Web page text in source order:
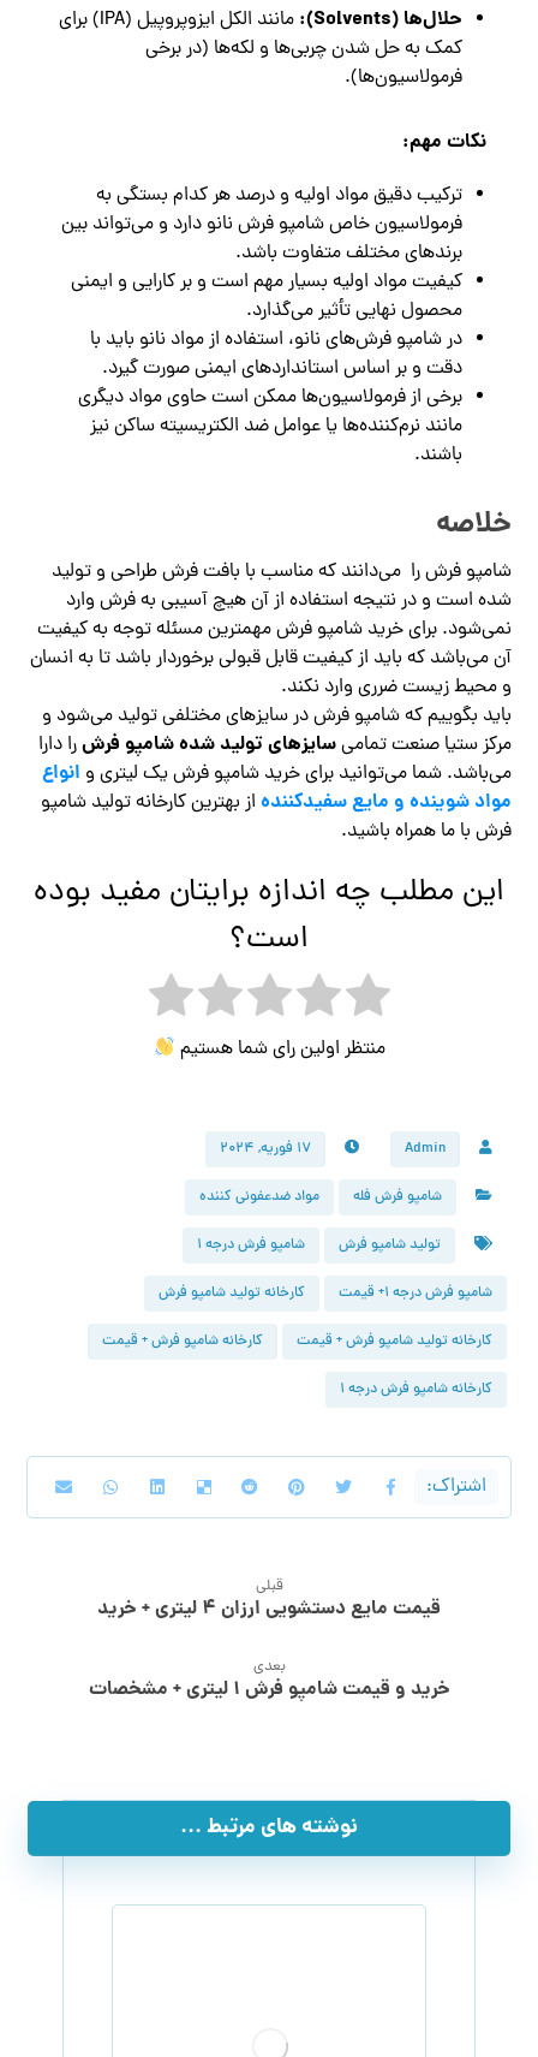
حلال‌ها (Solvents):
مانند الکل ایزوپروپیل (IPA) برای
کمک به حل شدن چربی‌ها و لکه‌ها (در برخی
فرمولاسیون‌ها).
نکات مهم:
ترکیب دقیق مواد اولیه و درصد هر کدام بستگی به
فرمولاسیون خاص شامپو فرش نانو دارد و می‌تواند بین
برندهای مختلف متفاوت باشد.
کیفیت مواد اولیه بسیار مهم است و بر کارایی و ایمنی
محصول نهایی تأثیر می‌گذارد.
در شامپو فرش‌های نانو، استفاده از مواد نانو باید با
دقت و بر اساس استانداردهای ایمنی صورت گیرد.
برخی از فرمولاسیون‌ها ممکن است حاوی مواد دیگری
مانند نرم‌کننده‌ها یا عوامل ضد الکتریسیته ساکن نیز
باشند.
خلاصه
شامپو فرش را می‌دانند که مناسب با بافت فرش طراحی و تولید
شده است و در نتیجه استفاده از آن هیچ آسیبی به فرش وارد
نمی‌شود. برای خرید شامپو فرش مهمترین مسئله توجه به کیفیت
آن می‌باشد که باید از کیفیت قابل قبولی برخوردار باشد تا به انسان
و محیط زیست ضرری وارد نکند.
باید بگوییم که شامپو فرش در سایزهای مختلفی تولید می‌شود و
مرکز ستیا صنعت تمامیسایزهای تولید شده شامپو فرشرا دارا
می‌باشد. شما می‌توانید برای خرید شامپو فرش یک لیتری و انواع
مواد شوینده و مایع سفیدکننده از بهترین کارخانه تولید شامپو
فرش با ما همراه باشید.
این مطلب چه اندازه برایتان مفید بوده
است؟
منتظر اولین رای شما هستیم
Admin ۱۷ فوریه, ۲۰۲۴
شامپو فرش فله مواد ضدعفونی کننده
تولید شامپو فرش شامپو فرش درجه ۱
شامپو فرش درجه ۱+ قیمت کارخانه تولید شامپو فرش
کارخانه تولید شامپو فرش + قیمت کارخانه شامپو فرش + قیمت
کارخانه شامپو فرش درجه ۱
قبلی
قیمت مایع دستشویی ارزان ۴ لیتری + خرید
بعدی
خرید و قیمت شامپو فرش ۱ لیتری + مشخصات
نوشته های مرتبط ...